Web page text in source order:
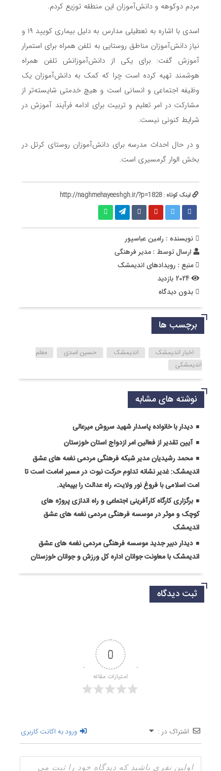
مردم دوکوهه و دانش‌آموزان این منطقه توزیع کردم.
اسدی با اشاره به تعطیلی مدارس به دلیل بیماری کویید ۱۹ و
نیاز دانش‌آموزان مناطق روستایی به تلفن همراه برای استمرار
آموزش گفت: برای یکی از دانش‌آموزانش تلفن همراه
هوشمند تهیه کرده است چرا که کمک به دانش‌آموزان یک
وظیفه اجتماعی و انسانی است و هیچ خدمتی شایسته‌تر از
مشارکت در امر تعلیم و تربیت برای ادامه فرآیند آموزش در
شرایط کنونی نیست.
و در حال احداث مدرسه برای دانش‌آموزان روستای کرتل در
بخش الوار گرمسیری است.
لینک کوتاه :http://naghmehayeeshgh.ir/?p=1828
نویسنده : رامین عباسپور
ارسال توسط : مدیر فرهنگی
منبع : رویدادهای اندیمشک
بدون دیدگاه
برچسب ها
اخبار اندیمشک اندیمشک حسین اسدی
معلم
اندیمشکی
نوشته های مشابه
دیدار با خانواده پاسدار شهید سروش میرعالی
آیین تقدیر از فعالین امر ازدواج استان خوزستان
محمد رشیدیان مدیر شبکه فرهنگی مردمی نغمه های عشق
اندیمشک: غدیر نشانه تداوم حرکت نبوت در مسیر امامت است تا
امت اسلامی با فروغ نور ولایت، راه عدالت را بپیماید.
برگزاری کارگاه کارآفرینی اجتماعی و راه اندازی پروژه های
کوچک و موثر در موسسه فرهنگی مردمی نغمه های عشق
اندیمشک
دیدار دبیر جدید موسسه فرهنگی مردمی نغمه های عشق
اندیمشک با معاونت جوانان اداره کل ورزش و جوانان خوزستان
ثبت دیدگاه
0
امتیازات مقاله
اشتراک در : ورود به اکانت کاربری